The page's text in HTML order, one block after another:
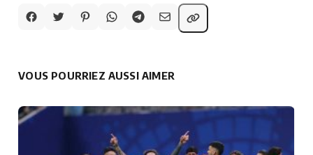
VOUS POURRIEZ AUSSI AIMER